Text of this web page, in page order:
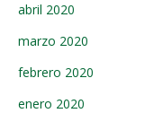
abril 2020
marzo 2020
febrero 2020
enero 2020